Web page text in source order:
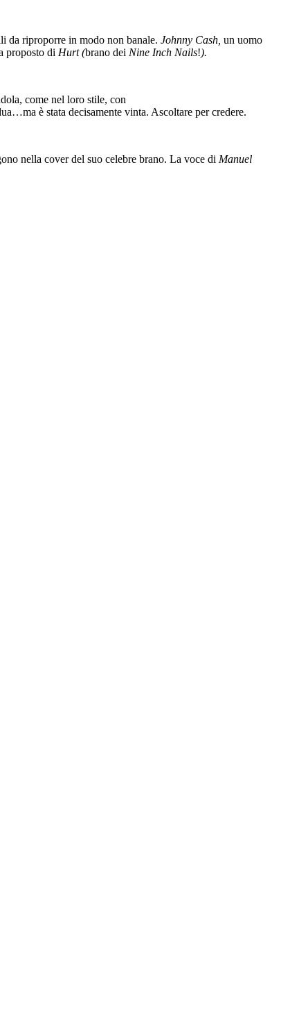
da riproporre in modo non banale. Johnny Cash, un uomo
proposto di Hurt (brano dei Nine Inch Nails!).
come nel loro stile, con
è stata decisamente vinta. Ascoltare per credere.
nella cover del suo celebre brano. La voce di Manuel